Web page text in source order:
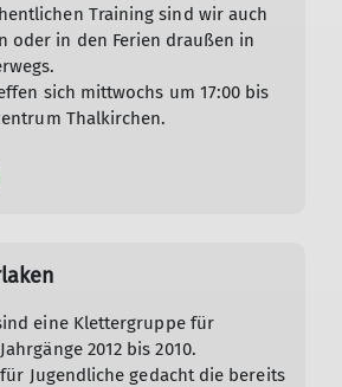
Training sind wir auch
oder in den Ferien draußen in
sich mittwochs um 17:00 bis
Thalkirchen.
eine Klettergruppe für
2012 bis 2010.
Jugendliche gedacht die bereits